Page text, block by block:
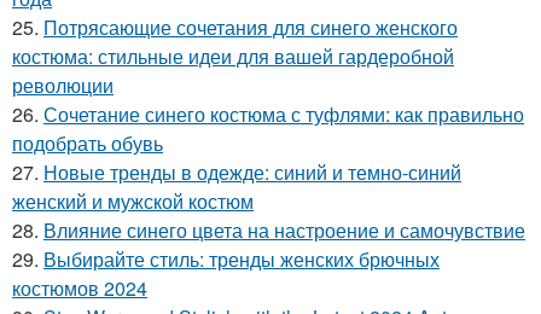
25. Потрясающие сочетания для синего женского
костюма: стильные идеи для вашей гардеробной
революции
26. Сочетание синего костюма с туфлями: как правильно
подобрать обувь
27. Новые тренды в одежде: синий и темно-синий
женский и мужской костюм
28. Влияние синего цвета на настроение и самочувствие
29. Выбирайте стиль: тренды женских брючных
костюмов 2024